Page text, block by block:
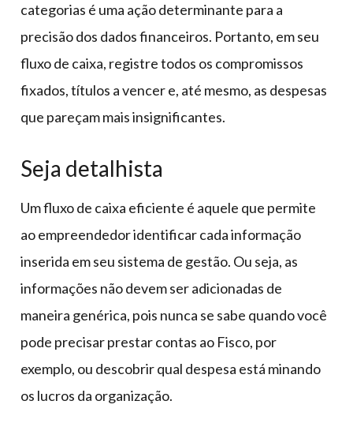
categorias é uma ação determinante para a
precisão dos dados financeiros. Portanto, em seu
fluxo de caixa, registre todos os compromissos
fixados, títulos a vencer e, até mesmo, as despesas
que pareçam mais insignificantes.
Seja detalhista
Um fluxo de caixa eficiente é aquele que permite
ao empreendedor identificar cada informação
inserida em seu sistema de gestão. Ou seja, as
informações não devem ser adicionadas de
maneira genérica, pois nunca se sabe quando você
pode precisar prestar contas ao Fisco, por
exemplo, ou descobrir qual despesa está minando
os lucros da organização.